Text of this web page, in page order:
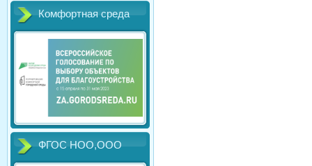
Комфортная среда
ФГОС НОО,ООО